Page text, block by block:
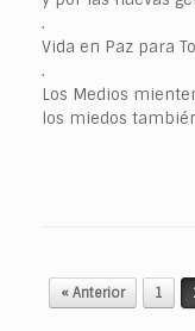
.
Vida en Paz para
.
Los Medios
los miedos
Navegador de
« Anterior 1